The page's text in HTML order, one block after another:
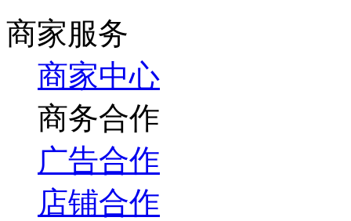
商家服务
商家中心
商务合作
广告合作
店铺合作